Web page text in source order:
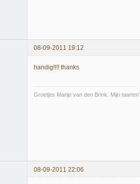
08-09-2011 19:12
handig!!!! thanks
Groetjes Marije van den Brink. Mijn
08-09-2011 22:06